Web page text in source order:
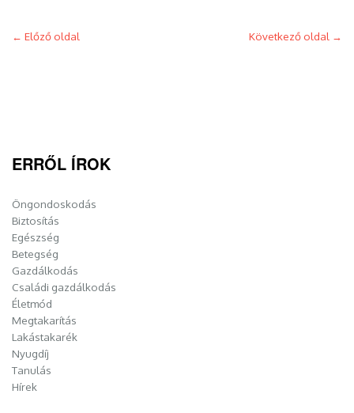
Post
← Előző oldal Következő oldal →
ERRŐL ÍROK
Öngondoskodás
Biztosítás
Egészség
Betegség
Gazdálkodás
Családi gazdálkodás
Életmód
Megtakarítás
Lakástakarék
Nyugdíj
Tanulás
Hírek